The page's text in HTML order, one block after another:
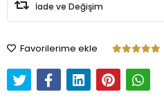
İade ve Değişim
Favorilerime ekle